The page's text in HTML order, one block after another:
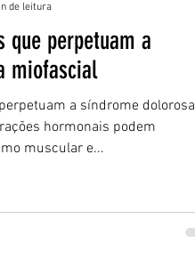
que perpetuam a
miofascial
a síndrome dolorosa
hormonais podem
muscular e...
de leitura